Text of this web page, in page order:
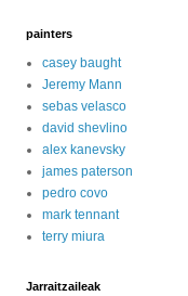
painters
casey baught
Jeremy Mann
sebas velasco
david shevlino
alex kanevsky
james paterson
pedro covo
mark tennant
terry miura
Jarraitzaileak